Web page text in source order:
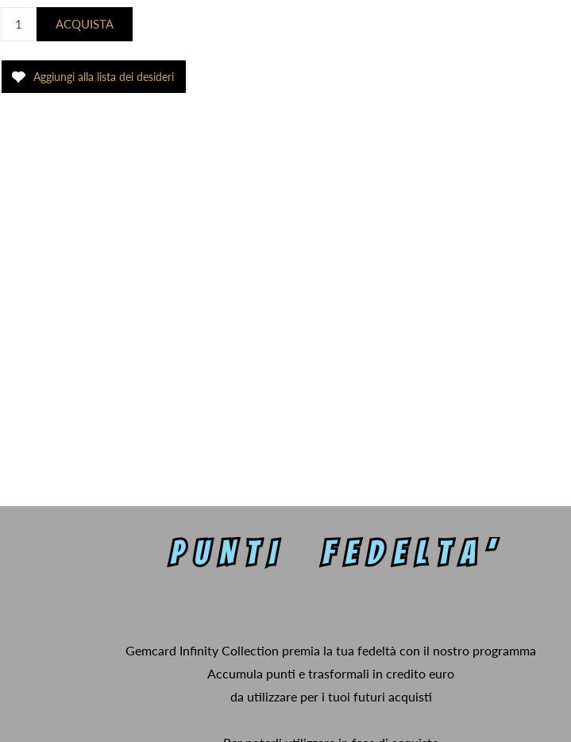
Gemcard Infinity Collection premia la tua fedeltà con il nostro programma
Accumula punti e trasformali in credito euro
da utilizzare per i tuoi futuri acquisti